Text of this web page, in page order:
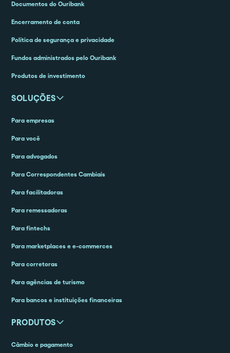
Documentos do Ouribank
Encerramento de conta
Política de segurança e privacidade
Fundos administrados pelo Ouribank
Produtos de investimento
SOLUÇÕES
Para empresas
Para você
Para advogados
Para Correspondentes Cambiais
Para facilitadoras
Para remessadoras
Para fintechs
Para marketplaces e e-commerces
Para corretoras
Para agências de turismo
Para bancos e instituições financeiras
PRODUTOS
Câmbio e pagamento